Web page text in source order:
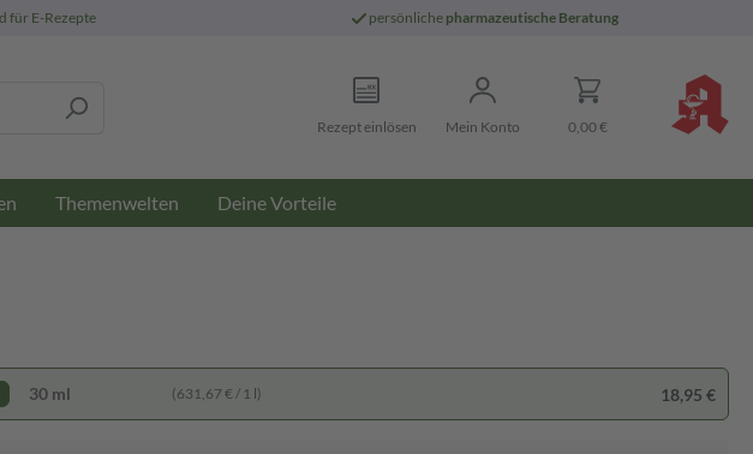
für E-Rezepte persönliche pharmazeutische Beratung
Rezept einlösen Mein Konto 0,00 €
Themenwelten Deine Vorteile
30 ml (631,67 € / 1 l) 18,95 €